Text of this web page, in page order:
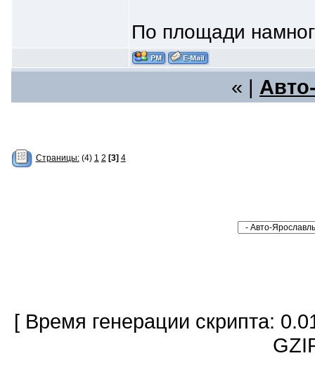
По площади
« |
Страницы:(4) 1 2 [3] 4
[ Время генерации скрипта: